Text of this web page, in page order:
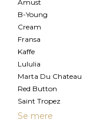
Amust
B-Young
Cream
Fransa
Kaffe
Lululia
Marta Du Chateau
Red Button
Saint Tropez
Se mere